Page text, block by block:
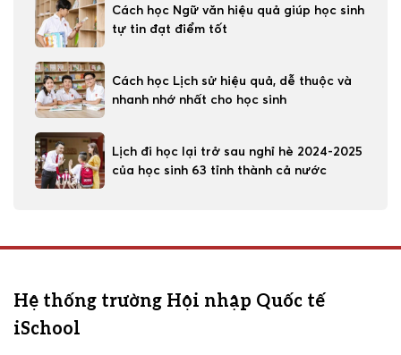
Cách học Ngữ văn hiệu quả giúp học sinh
tự tin đạt điểm tốt
Cách học Lịch sử hiệu quả, dễ thuộc và
nhanh nhớ nhất cho học sinh
Lịch đi học lại trở sau nghỉ hè 2024-2025
của học sinh 63 tỉnh thành cả nước
Hệ thống trường Hội nhập Quốc tế
iSchool